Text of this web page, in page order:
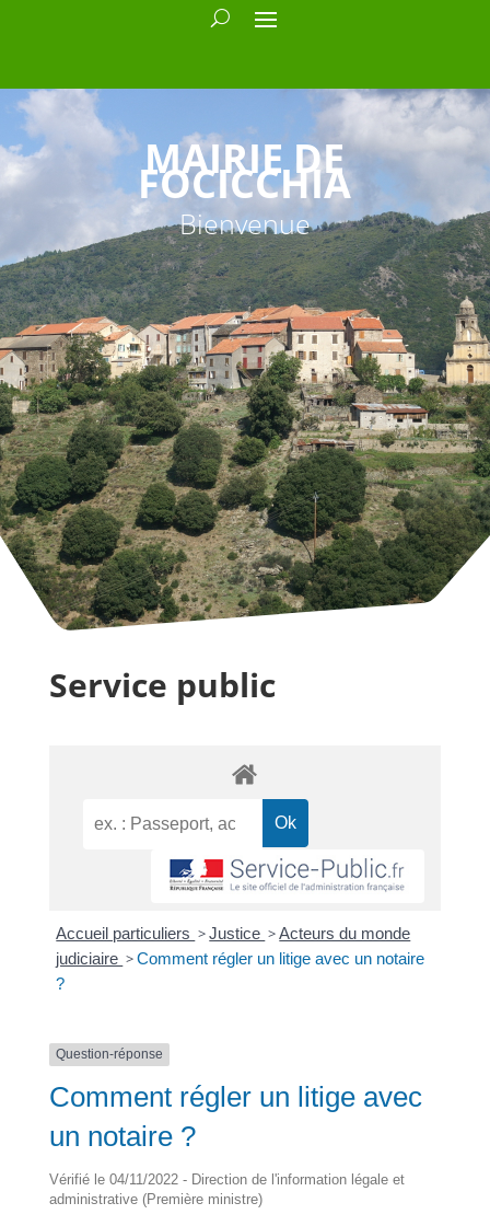
MAIRIE DE
FOCICCHIA
Bienvenue
Service public
Accueil particuliers >Justice >Acteurs du monde
judiciaire >Comment régler un litige avec un notaire
?
Question-réponse
Comment régler un litige avec
un notaire ?
Vérifié le 04/11/2022 - Direction de l'information légale et
administrative (Première ministre)